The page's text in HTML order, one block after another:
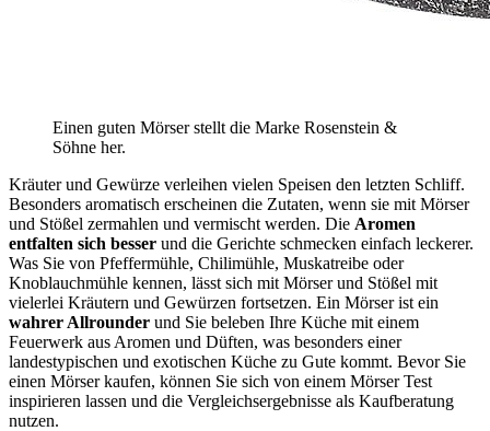
Einen guten Mörser stellt die Marke Rosenstein &
Söhne her.
Kräuter und Gewürze verleihen vielen Speisen den letzten Schliff.
Besonders aromatisch erscheinen die Zutaten, wenn sie mit Mörser
und Stößel zermahlen und vermischt werden. Die Aromen
entfalten sich besser und die Gerichte schmecken einfach leckerer.
Was Sie von Pfeffermühle, Chilimühle, Muskatreibe oder
Knoblauchmühle kennen, lässt sich mit Mörser und Stößel mit
vielerlei Kräutern und Gewürzen fortsetzen. Ein Mörser ist ein
wahrer Allrounder und Sie beleben Ihre Küche mit einem
Feuerwerk aus Aromen und Düften, was besonders einer
landestypischen und exotischen Küche zu Gute kommt. Bevor Sie
einen Mörser kaufen, können Sie sich von einem Mörser Test
inspirieren lassen und die Vergleichsergebnisse als Kaufberatung
nutzen.